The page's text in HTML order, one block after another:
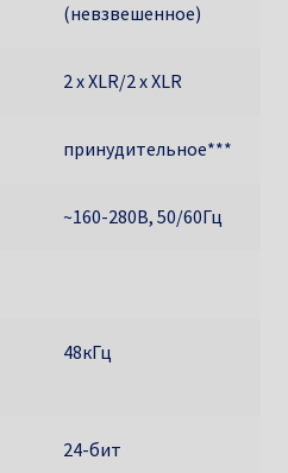
(невзвешенное)
2 х XLR/2 х XLR
принудительное***
~160-280В, 50/60Гц
48кГц
24-бит